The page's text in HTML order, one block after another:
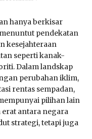
hanya berkisar
pendekatan
kesejahteraan
seperti kanak-
Dalam landskap
perubahan iklim,
rentas sempadan,
pilihan lain
erat antara negara
strategi, tetapi juga